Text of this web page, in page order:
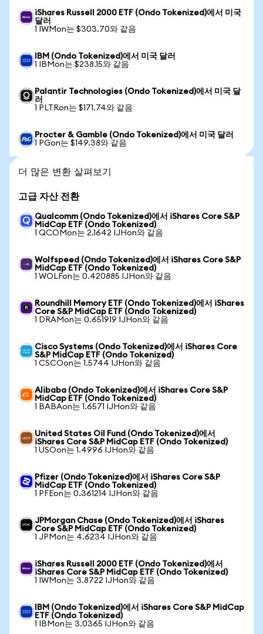
iShares Russell 2000 ETF (Ondo Tokenized)에서 미국
달러
1 IWMon는 $303.70와 같음
IBM (Ondo Tokenized)에서 미국 달러
1 IBMon는 $238.15와 같음
Palantir Technologies (Ondo Tokenized)에서 미국 달
러
1 PLTRon는 $171.74와 같음
Procter & Gamble (Ondo Tokenized)에서 미국 달러
1 PGon는 $149.38와 같음
더 많은 변환 살펴보기
고급 자산 전환
Qualcomm (Ondo Tokenized)에서 iShares Core S&P
MidCap ETF (Ondo Tokenized)
1 QCOMon는 2.1642 IJHon와 같음
Wolfspeed (Ondo Tokenized)에서 iShares Core S&P
MidCap ETF (Ondo Tokenized)
1 WOLFon는 0.420885 IJHon와 같음
Roundhill Memory ETF (Ondo Tokenized)에서 iShares
Core S&P MidCap ETF (Ondo Tokenized)
1 DRAMon는 0.651919 IJHon와 같음
Cisco Systems (Ondo Tokenized)에서 iShares Core
S&P MidCap ETF (Ondo Tokenized)
1 CSCOon는 1.5744 IJHon와 같음
Alibaba (Ondo Tokenized)에서 iShares Core S&P
MidCap ETF (Ondo Tokenized)
1 BABAon는 1.6571 IJHon와 같음
United States Oil Fund (Ondo Tokenized)에서
iShares Core S&P MidCap ETF (Ondo Tokenized)
1 USOon는 1.4996 IJHon와 같음
Pfizer (Ondo Tokenized)에서 iShares Core S&P
MidCap ETF (Ondo Tokenized)
1 PFEon는 0.361214 IJHon와 같음
JPMorgan Chase (Ondo Tokenized)에서 iShares
Core S&P MidCap ETF (Ondo Tokenized)
1 JPMon는 4.6234 IJHon와 같음
iShares Russell 2000 ETF (Ondo Tokenized)에서
iShares Core S&P MidCap ETF (Ondo Tokenized)
1 IWMon는 3.8722 IJHon와 같음
IBM (Ondo Tokenized)에서 iShares Core S&P MidCap
ETF (Ondo Tokenized)
1 IBMon는 3.0365 IJHon와 같음